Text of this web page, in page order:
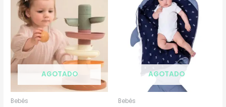
AGOTADO
Bebés
AGOTADO
Bebés